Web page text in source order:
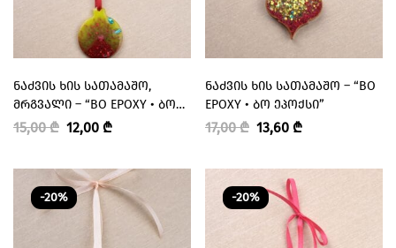
ᲜᲐᲫᲕᲘᲡ ᲮᲘᲡ ᲡᲐᲗᲐᲛᲐᲨᲝ,
ᲛᲠᲒᲕᲐᲚᲘ – “BO EPOXY • ᲑᲝ
ᲔᲞᲝᲥᲡᲘ”
15,00₾ 12,00 ₾
ᲜᲐᲫᲕᲘᲡ ᲮᲘᲡ ᲡᲐᲗᲐᲛᲐᲨᲝ – “BO
EPOXY • ᲑᲝ ᲔᲞᲝᲥᲡᲘ”
17,00₾ 13,60 ₾
-20% -20%